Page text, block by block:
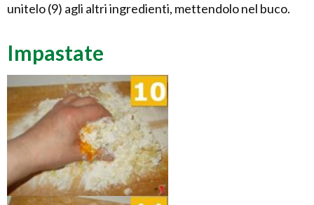
unitelo (9) agli altri ingredienti, mettendolo nel buco.
Impastate